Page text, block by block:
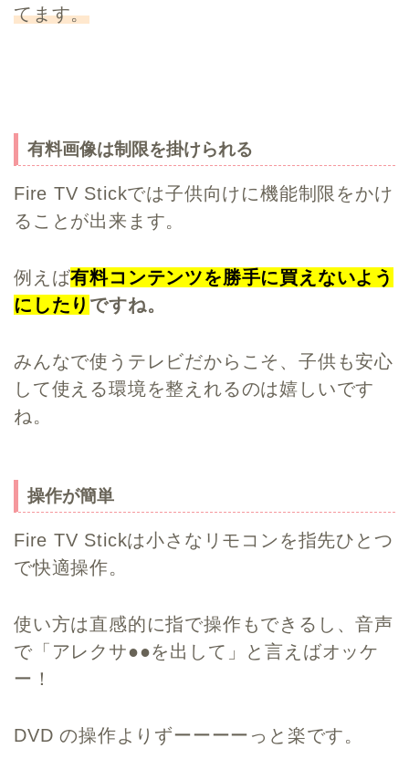
てます。
有料画像は制限を掛けられる
Fire TV Stickでは子供向けに機能制限をかけ
ることが出来ます。
例えば有料コンテンツを勝手に買えないよう
にしたり ですね。
みんなで使うテレビだからこそ、子供も安心
して使える環境を整えれるのは嬉しいです
ね。
操作が簡単
Fire TV Stickは小さなリモコンを指先ひとつ
で快適操作。
使い方は直感的に指で操作もできるし、音声
で「アレクサ●●を出して」と言えばオッケ
ー！
DVD の操作よりずーーーーっと楽です。